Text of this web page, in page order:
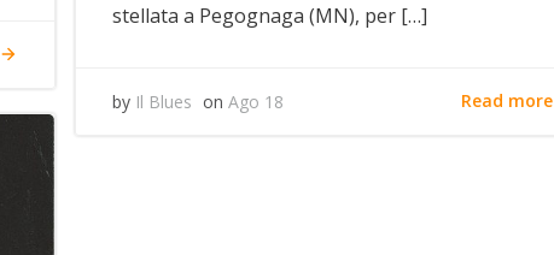
stellata a Pegognaga (MN), per […]
by Il Blues onAgo 18 Read more